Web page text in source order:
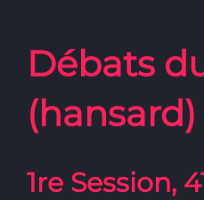
Débats
(hansard)
1re Session,